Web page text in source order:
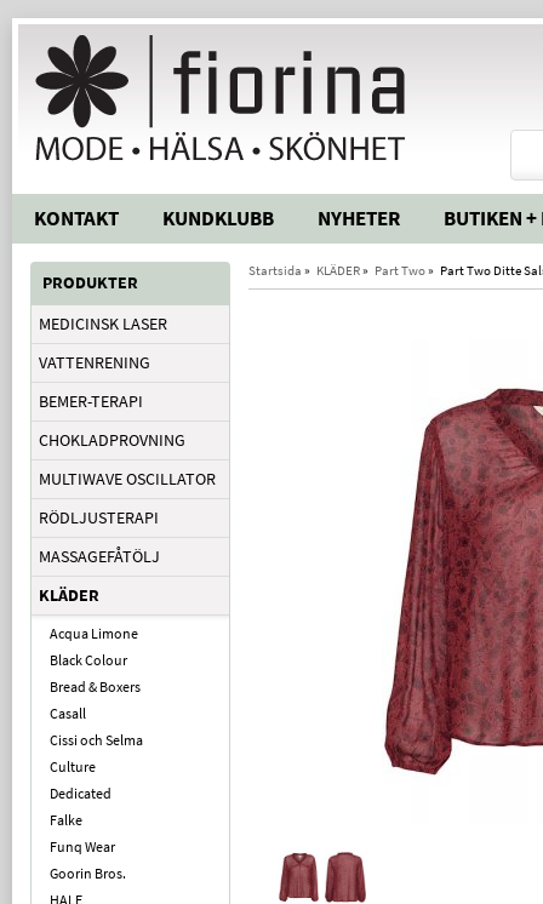
KONTAKT KUNDKLUBB NYHETER BUTIKEN +
PRODUKTER
MEDICINSK LASER
VATTENRENING
BEMER-TERAPI
CHOKLADPROVNING
MULTIWAVE OSCILLATOR
RÖDLJUSTERAPI
MASSAGEFÅTÖLJ
KLÄDER
Acqua Limone
Black Colour
Bread & Boxers
Casall
Cissi och Selma
Culture
Dedicated
Falke
Funq Wear
Goorin Bros.
HALE
Startsida » KLÄDER» Part Two» Part Two Ditte